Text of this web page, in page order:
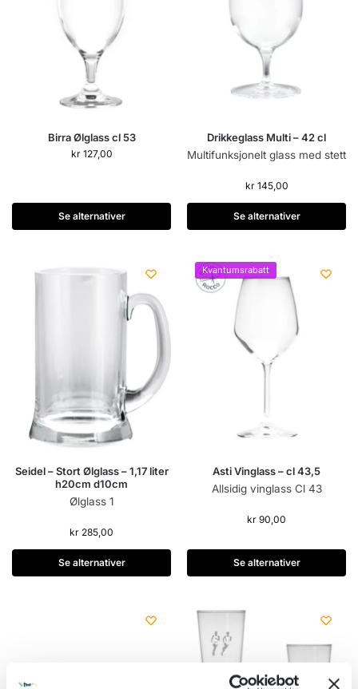
Birra Ølglass cl 53
kr127,00
Se alternativer
Drikkeglass Multi – 42 cl
Multifunksjonelt glass med stett
kr145,00
Se alternativer
Seidel – Stort Ølglass – 1,17 liter
h20cm d10cm
Ølglass 1
kr 285,00
Se alternativer
Kvantumsrabatt
Asti Vinglass – cl 43,5
Allsidig vinglass Cl 43
kr 90,00
Se alternativer